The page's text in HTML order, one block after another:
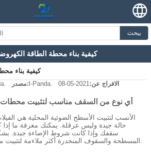
يبحث
كيفية بناء محطة الطاقة
كيفية بناء
مصدر: I-Panda. الافراج عن:2021-05-08
1. أي نوع من السقف مناسب لتثبيت محطات
الأنسب لتثبيت الأسطح الضوئية المحلية هي
حالة جيدة وليس عرقلة. يمكنك معرفة ما
سقفك وإذا كانت شروط الإضاءة جيدة.